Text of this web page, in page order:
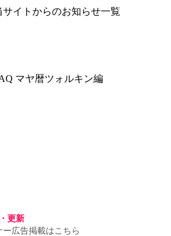
サイトからのお知らせ一覧
マヤ暦ツォルキン編
更新
広告掲載はこちら